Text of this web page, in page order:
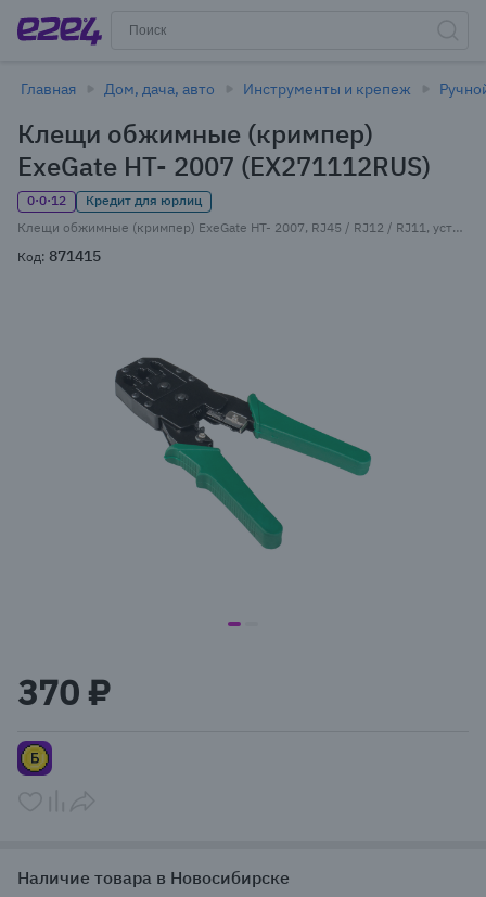
Главная Дом, дача, авто Инструменты и крепеж
Клещи обжимные (кримпер)
ExeGate HT- 2007 (EX271112RUS)
0·0·12
Кредит для юрлиц
Клещи обжимные (кримпер) ExeGate HT- 2007, RJ45 / RJ12 / RJ11, устройство для зачистки кабеля (EX271112RUS)
Код: 871415
item
of
2
370 ₽
Наличие товара в Новосибирске